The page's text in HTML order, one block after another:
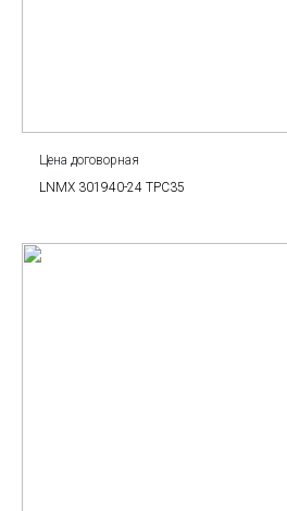
Цена договорная
LNMX 301940-24 TPC35